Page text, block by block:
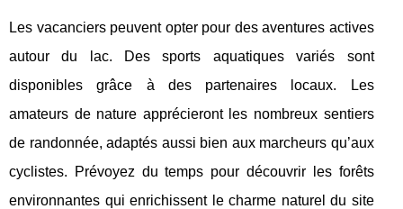
Les vacanciers peuvent opter pour des aventures actives
autour du lac. Des sports aquatiques variés sont
disponibles grâce à des partenaires locaux. Les
amateurs de nature apprécieront les nombreux sentiers
de randonnée, adaptés aussi bien aux marcheurs qu’aux
cyclistes. Prévoyez du temps pour découvrir les forêts
environnantes qui enrichissent le charme naturel du site